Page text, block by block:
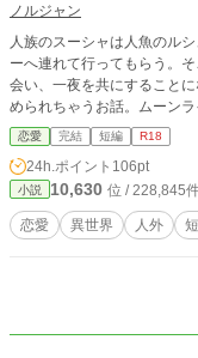
ノルジャン
人族のスーシャは人魚のル
ーへ連れて行ってもらう。
会い、一夜を共にすること
められちゃうお話。ムーンラ
恋愛 完結 短編 R18
24h.ポイント 106pt
小説 10,630 位 / 228,845
恋愛 異世界 人外